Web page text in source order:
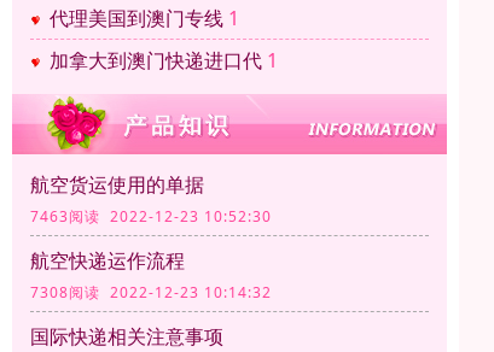
代理美国到澳门专线 1
加拿大到澳门快递进口代 1
航空货运使用的单据
7463阅读 2022-12-23 10:52:30
航空快递运作流程
7308阅读 2022-12-23 10:14:32
国际快递相关注意事项